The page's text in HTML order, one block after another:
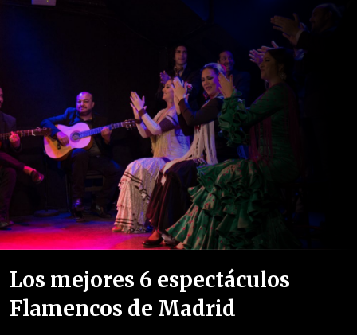
Los mejores 6 espectáculos
Flamencos de Madrid